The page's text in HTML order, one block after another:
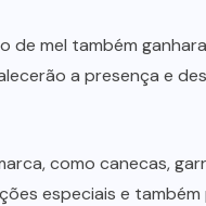
de mel também
a presença e
como canecas,
especiais e